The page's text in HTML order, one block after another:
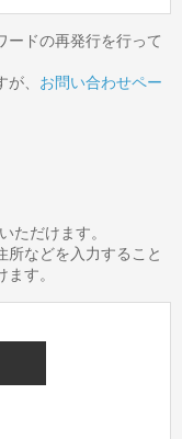
ードの再発行を行って
、 お問い合わせペー
ただけます。
所などを入力すること
す。